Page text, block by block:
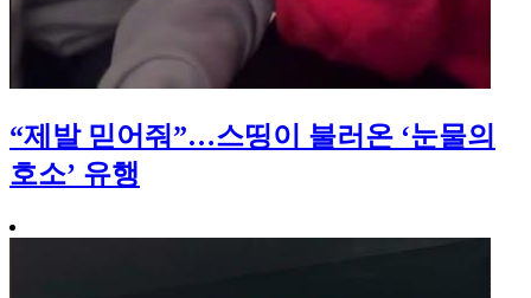
“제발 믿어줘”…스띵이 불러온 ‘눈물의
호소’ 유행